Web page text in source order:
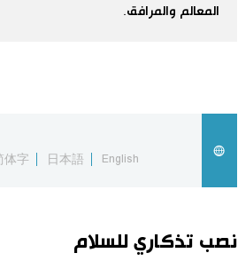
المعالم والمرافق.
English
日本語
体字
نصب تذكاري للسلام